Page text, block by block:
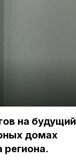
на будущий
домах